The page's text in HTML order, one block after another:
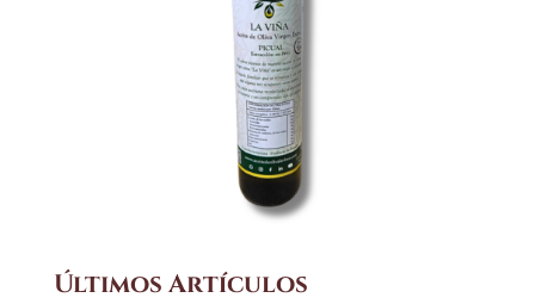
Últimos Artículos